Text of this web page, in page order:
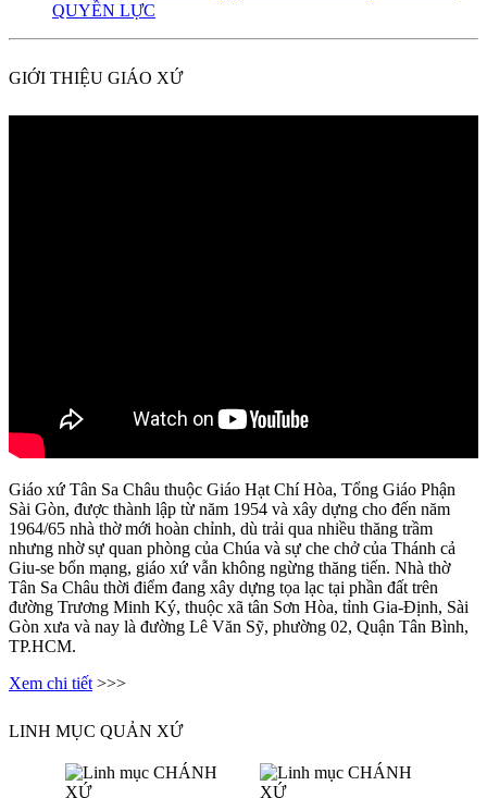
QUYỀN LỰC
GIỚI THIỆU GIÁO XỨ
Giáo xứ Tân Sa Châu thuộc Giáo Hạt Chí Hòa, Tổng Giáo Phận
Sài Gòn, được thành lập từ năm 1954 và xây dựng cho đến năm
1964/65 nhà thờ mới hoàn chỉnh, dù trải qua nhiều thăng trầm
nhưng nhờ sự quan phòng của Chúa và sự che chở của Thánh cả
Giu-se bổn mạng, giáo xứ vẫn không ngừng thăng tiến. Nhà thờ
Tân Sa Châu thời điểm đang xây dựng tọa lạc tại phần đất trên
đường Trương Minh Ký, thuộc xã tân Sơn Hòa, tỉnh Gia-Định, Sài
Gòn xưa và nay là đường Lê Văn Sỹ, phường 02, Quận Tân Bình,
TP.HCM.
Xem chi tiết >>>
LINH MỤC QUẢN XỨ